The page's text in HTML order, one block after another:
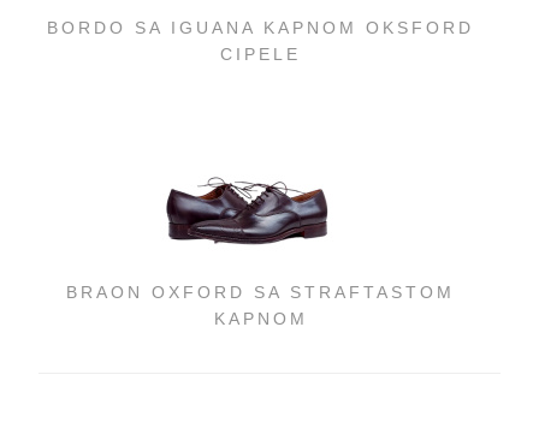
BORDO SA IGUANA KAPNOM OKSFORD
CIPELE
BRAON OXFORD SA STRAFTASTOM
KAPNOM